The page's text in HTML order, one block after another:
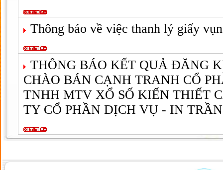
Thông báo về việc thanh lý giấy vụn
THÔNG BÁO KẾT QUẢ ĐĂNG
CHÀO BÁN CẠNH TRANH CỔ
TNHH MTV XỔ SỐ KIẾN THIẾT
TY CỔ PHẦN DỊCH VỤ - IN